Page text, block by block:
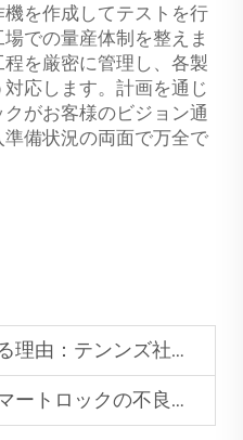
を作成してテストを行
での量産体制を整えま
を厳密に管理し、各製
応します。計画を通じ
がお客様のビジョン通
備状況の両面で万全で
生産が商業プロジェクトのコストを削減する方法
に抑える方法：最先端の品質管理システムの内側